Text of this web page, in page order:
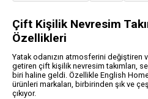
Çift Kişilik Nevresim
Özellikleri
Yatak odanızın atmosferini değiştiren
getiren çift kişilik nevresim takımları,
biri haline geldi. Özellikle English
ürünleri markaları, birbirinden şık ve
çıkıyor.